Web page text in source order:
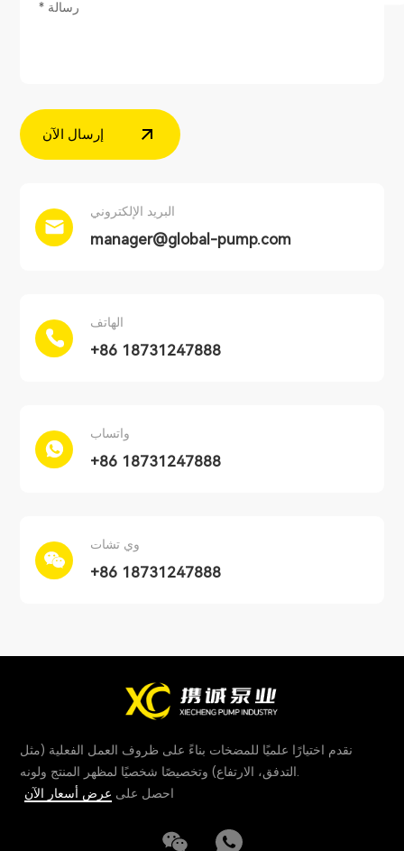
إرسال الآن
البريد الإلكتروني
manager@global-pump.com
الهاتف
+86 18731247888
واتساب
+86 18731247888
وي تشات
+86 18731247888
نقدم اختيارًا علميًا للمضخات بناءً على ظروف العمل الفعلية (مثل
احصل على عرض أسعار الآن